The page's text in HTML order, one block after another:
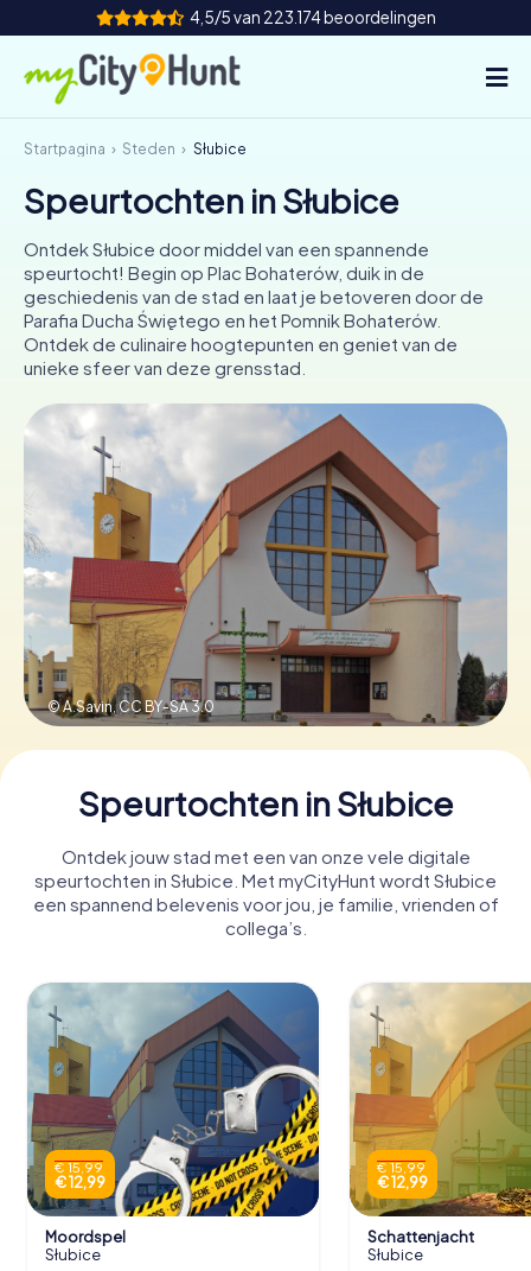
4,5/5 van 223.174 beoordelingen
Hoe het werkt
Steden
Tours
Teamevenement
Tickets
INT CH
ES
FR UK
IT
NL
Boek tickets
Koop cadeaubonnen
Startpagina Steden Słubice
Speurtochten in Słubice
Ontdek Słubice door middel van een spannende
speurtocht! Begin op Plac Bohaterów, duik in de
geschiedenis van de stad en laat je betoveren door de
Parafia Ducha Świętego en het Pomnik Bohaterów.
Ontdek de culinaire hoogtepunten en geniet van de
unieke sfeer van deze grensstad.
© A.Savin,CC BY-SA 3.0
Speurtochten in Słubice
Ontdek jouw stad met een van onze vele digitale
speurtochten in Słubice. Met myCityHunt wordt Słubice
een spannend belevenis voor jou, je familie, vrienden of
collega’s.
€ 15,99
€ 12,99
Moordspel
Słubice
€ 15,99
€ 12,99
Schattenjacht
Słubice